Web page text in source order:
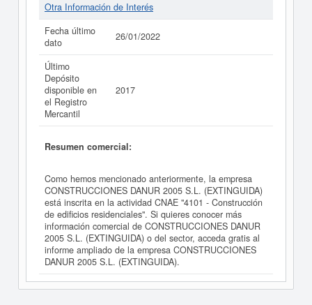
Otra Información de Interés
Fecha último
dato
26/01/2022
Último
Depósito
disponible en
el Registro
Mercantil
2017
Resumen comercial:
Como hemos mencionado anteriormente, la empresa
CONSTRUCCIONES DANUR 2005 S.L. (EXTINGUIDA)
está inscrita en la actividad CNAE "4101 - Construcción
de edificios residenciales". Si quieres conocer más
información comercial de CONSTRUCCIONES DANUR
2005 S.L. (EXTINGUIDA) o del sector, acceda gratis al
informe ampliado de la empresa CONSTRUCCIONES
DANUR 2005 S.L. (EXTINGUIDA).